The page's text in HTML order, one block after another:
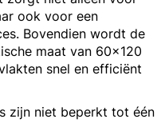
ook voor een
Bovendien wordt de
maat van 60x120
snel en efficiënt
zijn niet beperkt tot één